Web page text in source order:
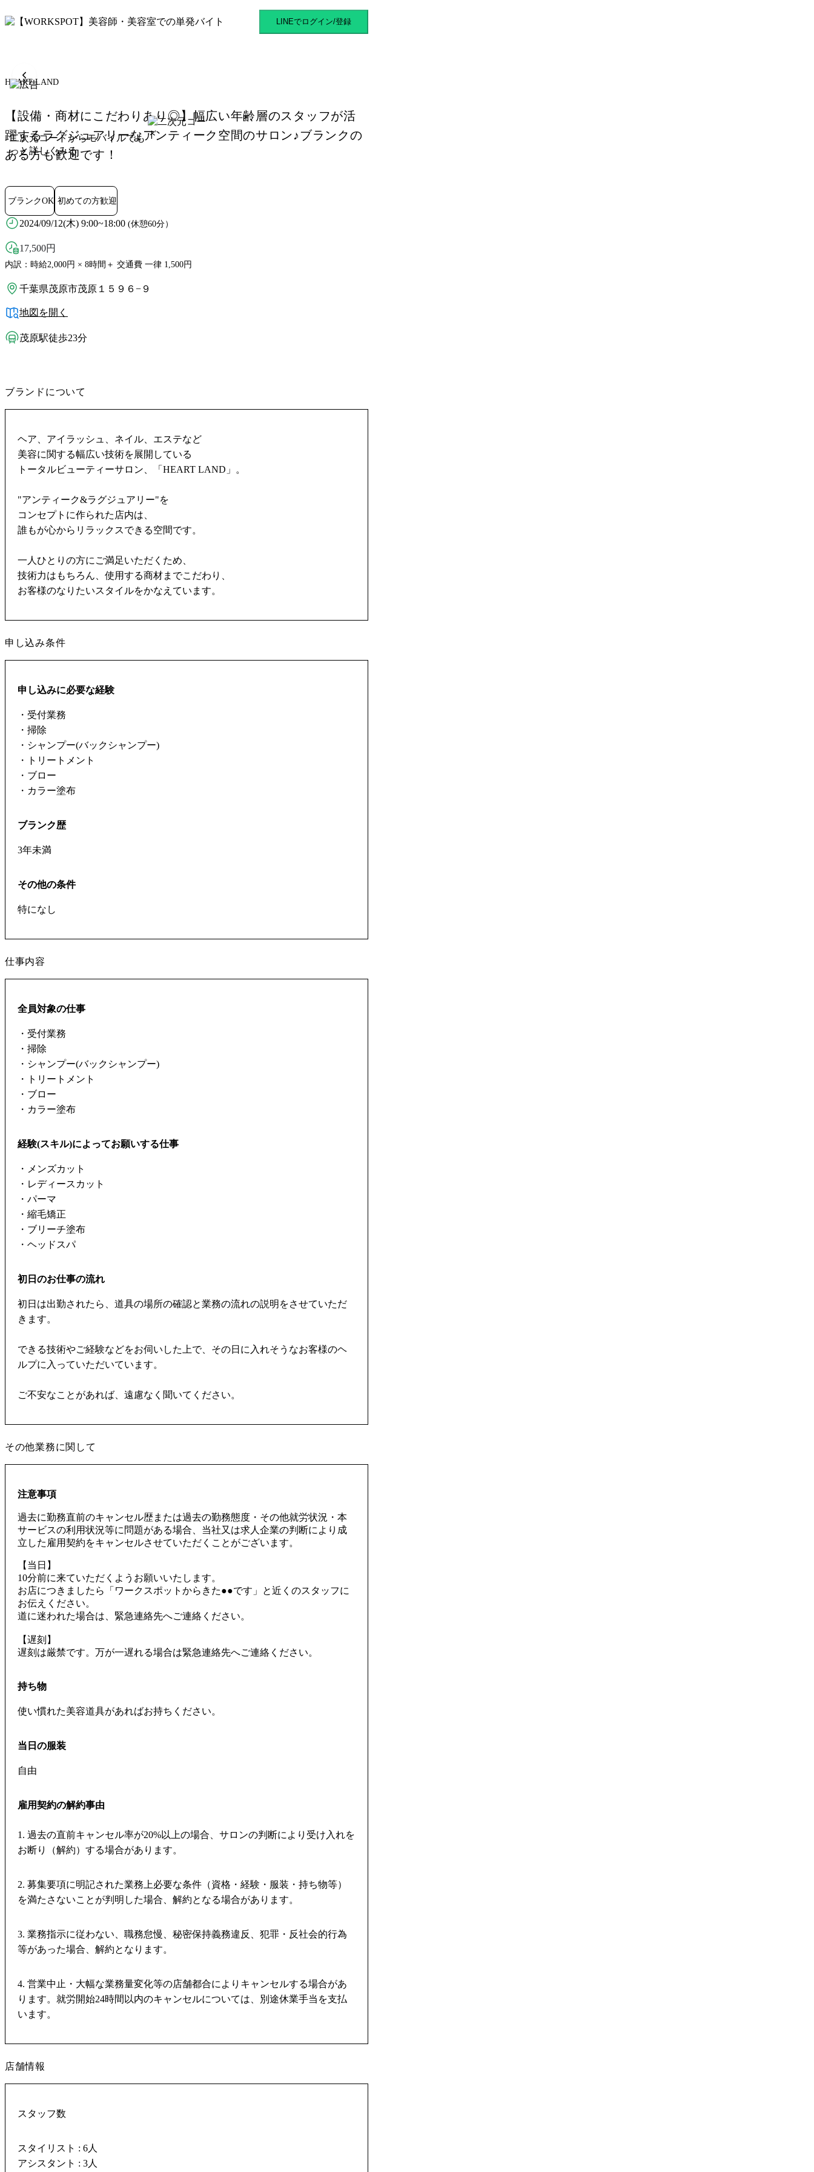
二次元コードからモバイルでも
っと詳しくみる
HEART LAND 茂原駅のスキマバイト
LINEでログイン/登録
HEART LAND
【設備・商材にこだわりあり◎】幅広い年齢層のスタッフが活
躍するラグジュアリーなアンティーク空間のサロン♪ブランクの
ある方も歓迎です！
ブランクOK 初めての方歓迎
2024/09/12(木) 9:00~18:00 (休憩60分）
17,500円
内訳：時給2,000円 × 8時間＋ 交通費 一律 1,500円
千葉県茂原市茂原１５９６−９
地図を開く
茂原駅徒歩23分
ブランドについて
ヘア、アイラッシュ、ネイル、エステなど
美容に関する幅広い技術を展開している
トータルビューティーサロン、「HEART LAND」。
"アンティーク&ラグジュアリー"を
コンセプトに作られた店内は、
誰もが心からリラックスできる空間です。
一人ひとりの方にご満足いただくため、
技術力はもちろん、使用する商材までこだわり、
お客様のなりたいスタイルをかなえています。
申し込み条件
申し込みに必要な経験
・受付業務
・掃除
・シャンプー(バックシャンプー)
・トリートメント
・ブロー
・カラー塗布
ブランク歴
3年未満
その他の条件
特になし
仕事内容
全員対象の仕事
・受付業務
・掃除
・シャンプー(バックシャンプー)
・トリートメント
・ブロー
・カラー塗布
経験(スキル)によってお願いする仕事
・メンズカット
・レディースカット
・パーマ
・縮毛矯正
・ブリーチ塗布
・ヘッドスパ
初日のお仕事の流れ
初日は出勤されたら、道具の場所の確認と業務の流れの説明をさせていただ
きます。
できる技術やご経験などをお伺いした上で、その日に入れそうなお客様のヘ
ルプに入っていただいています。
ご不安なことがあれば、遠慮なく聞いてください。
その他業務に関して
注意事項
過去に勤務直前のキャンセル歴または過去の勤務態度・その他就労状況・本
サービスの利用状況等に問題がある場合、当社又は求人企業の判断により成
立した雇用契約をキャンセルさせていただくことがございます。
【当日】
10分前に来ていただくようお願いいたします。
お店につきましたら「ワークスポットからきた●●です」と近くのスタッフに
お伝えください。
道に迷われた場合は、緊急連絡先へご連絡ください。
【遅刻】
遅刻は厳禁です。万が一遅れる場合は緊急連絡先へご連絡ください。
持ち物
使い慣れた美容道具があればお持ちください。
当日の服装
自由
雇用契約の解約事由
1. 過去の直前キャンセル率が20%以上の場合、サロンの判断により受け入れを
お断り（解約）する場合があります。
2. 募集要項に明記された業務上必要な条件（資格・経験・服装・持ち物等）
を満たさないことが判明した場合、解約となる場合があります。
3. 業務指示に従わない、職務怠慢、秘密保持義務違反、犯罪・反社会的行為
等があった場合、解約となります。
4. 営業中止・大幅な業務量変化等の店舗都合によりキャンセルする場合があ
ります。就労開始24時間以内のキャンセルについては、別途休業手当を支払
います。
店舗情報
スタッフ数
スタイリスト : 6人
アシスタント : 3人